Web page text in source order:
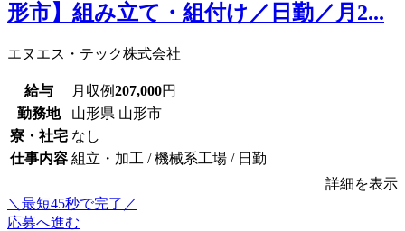
形市】組み立て・組付け／日勤／月2...
エヌエス・テック株式会社
給与 月収例207,000円
勤務地
山形県 山形市
寮・社宅 なし
仕事内容 組立・加工 / 機械系工場 / 日勤
詳細を表示
＼最短45秒で完了／
応募へ進む